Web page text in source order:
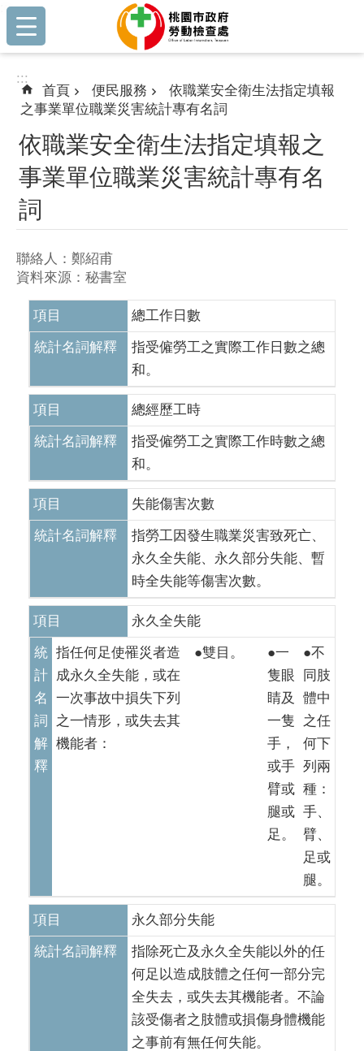
跳到主要內容區塊
:::
:::
首頁 便民服務
依職業安全衛生法指定填報
之事業單位職業災害統計專有名詞
依職業安全衛生法指定填報之
事業單位職業災害統計專有名
詞
聯絡人：鄭紹甫
資料來源：秘書室
項目 總工作日數
統計名詞解釋
指受僱勞工之實際工作日數之總
和。
項目 總經歷工時
統計名詞解釋
指受僱勞工之實際工作時數之總
和。
項目 失能傷害次數
統計名詞解釋
指勞工因發生職業災害致死亡、
永久全失能、永久部分失能、暫
時全失能等傷害次數。
項目 永久全失能
統
計
名
詞
解
釋
指任何足使罹災者造
成永久全失能，或在
一次事故中損失下列
之一情形，或失去其
機能者：
●雙目。
●一
隻眼
睛及
一隻
手，
或手
臂或
腿或
足。
●不
同肢
體中
之任
何下
列兩
種：
手、
臂、
足或
腿。
項目 永久部分失能
統計名詞解釋
指除死亡及永久全失能以外的任
何足以造成肢體之任何一部分完
全失去，或失去其機能者。不論
該受傷者之肢體或損傷身體機能
之事前有無任何失能。